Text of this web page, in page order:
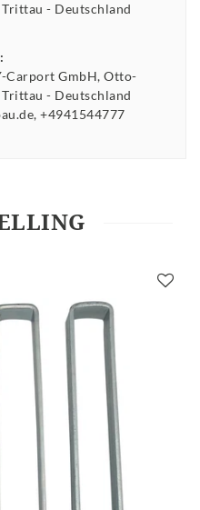
Trittau
Deutschland
Carport GmbH Otto-
Trittau
Deutschland
+4941544777